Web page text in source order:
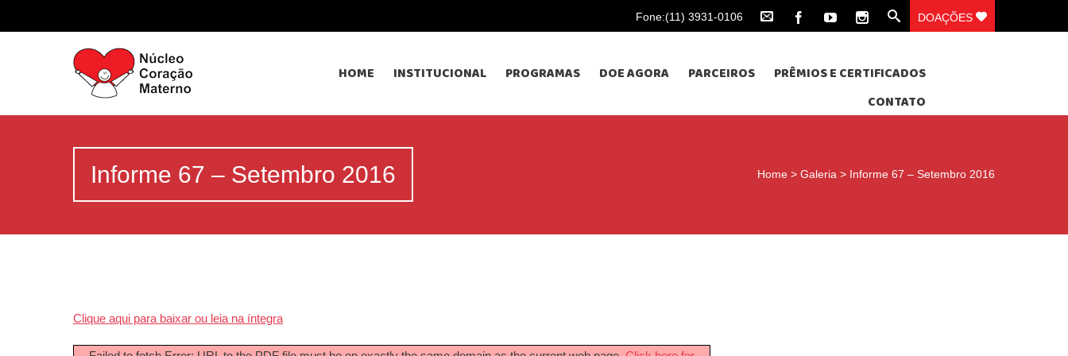
Fone:(11) 3931-0106 DOAÇÕES
HOME INSTITUCIONAL PROGRAMAS DOE AGORA PARCEIROS
PRÊMIOS E CERTIFICADOS
CONTATO
Informe 67 – Setembro 2016 Home >Galeria > Informe 67 – Setembro 2016
Clique aqui para baixar ou leia na íntegra